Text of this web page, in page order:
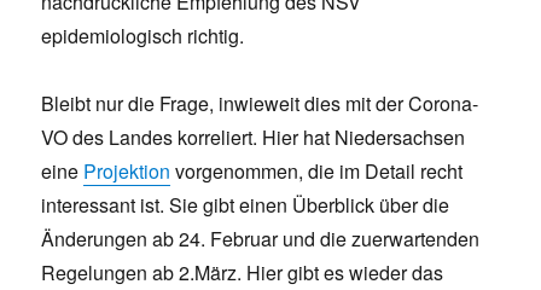
epidemiologisch richtig.
Bleibt nur die Frage, inwieweit dies mit der Corona-
VO des Landes korreliert. Hier hat Niedersachsen
eine Projektion vorgenommen, die im Detail recht
interessant ist. Sie gibt einen Überblick über die
Änderungen ab 24. Februar und die zuerwartenden
Regelungen ab 2.März. Hier gibt es wieder das